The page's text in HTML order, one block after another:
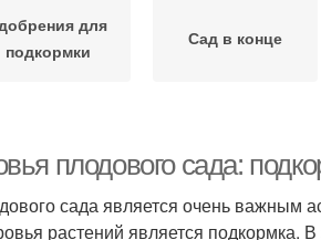
для
подкормки
Сад в конце
плодового сада:
сада является очень важным
растений является подкормка.